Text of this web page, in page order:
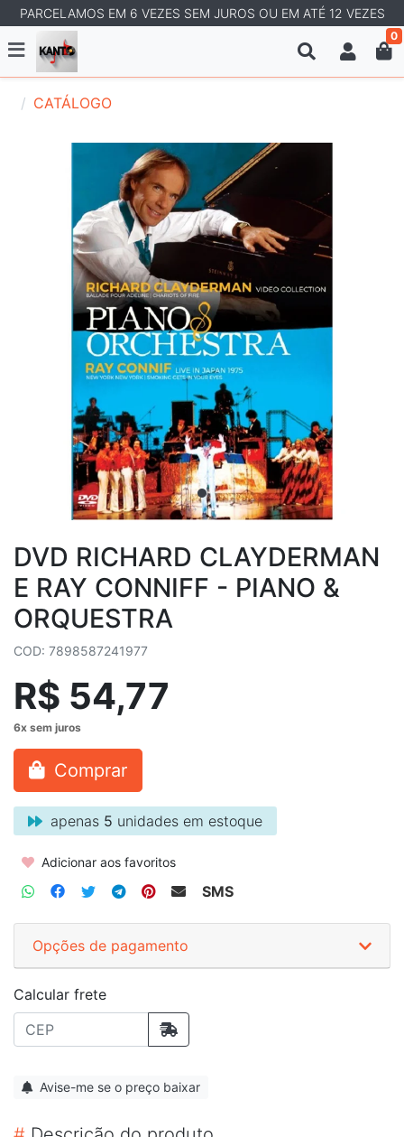
PARCELAMOS EM 6 VEZES SEM JUROS OU EM ATÉ 12 VEZES
0
CATÁLOGO
DVD RICHARD CLAYDERMAN
E RAY CONNIFF - PIANO &
ORQUESTRA
COD: 7898587241977
R$ 54,77
Comprar
apenas 5 unidades em estoque
Adicionar aos favoritos
SMS
Opções de pagamento
Calcular frete
Avise-me se o preço baixar